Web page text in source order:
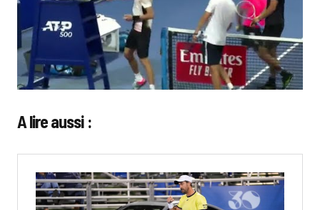
A lire aussi :